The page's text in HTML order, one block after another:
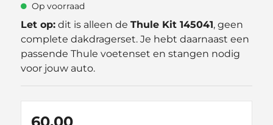
Op voorraad
Let op: dit is alleen deThule Kit 145041, geen
complete dakdragerset. Je hebt daarnaast een
passende Thule voetenset en stangen nodig
voor jouw auto.